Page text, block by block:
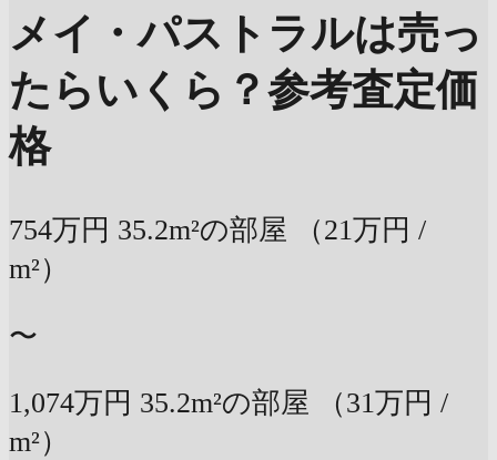
メイ・パストラルは売っ
たらいくら？参考査定価
格
754万円 35.2m²の部屋
（21万円 /
m²）
〜
1,074万円 35.2m²の部屋
（31万円 /
m²）